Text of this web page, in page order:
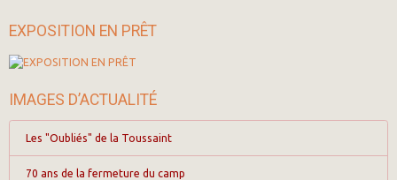
EXPOSITION EN PRÊT
IMAGES D’ACTUALITÉ
Les "Oubliés" de la Toussaint
70 ans de la fermeture du camp